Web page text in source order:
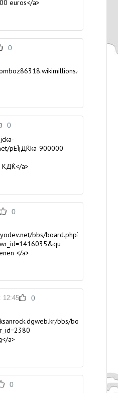
euros</a>
0
0
pЕЇjДЌka-900000-
KДЌ</a>
0
bbs/board.php?
</a>
: 12:45 0
bbs/board.php?
a>
0